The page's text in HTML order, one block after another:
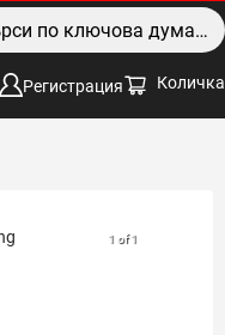
Регистрация Количка
1 of 1